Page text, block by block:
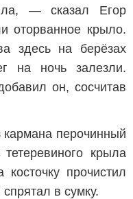
— сказал Егор
оторванное крыло.
здесь на берёзах
на ночь залезли.
он, сосчитав
перочинный
крыла
прочистил
в сумку.